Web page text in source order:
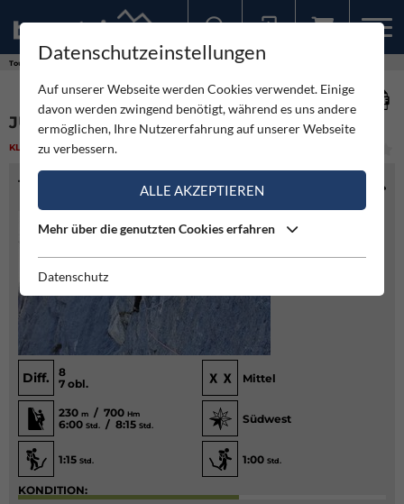
Touren
JUNGE RÖMER - KOLOSSEUM
KLETTERN SCHWER
TOURENINFO
Diff.
8
7 obl.
Mittel
230 m / 700 Hm
6:00 Std. / 8:15 Std.
Südwest
1:15 Std. 1:00 Std.
KONDITION:
Datenschutzeinstellungen
Auf unserer Webseite werden Cookies verwendet. Einige
davon werden zwingend benötigt, während es uns andere
ermöglichen, Ihre Nutzererfahrung auf unserer Webseite
zu verbessern.
ALLE AKZEPTIEREN
Mehr über die genutzten Cookies erfahren
Datenschutz